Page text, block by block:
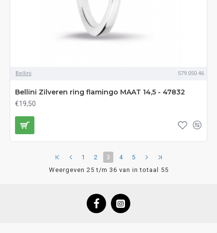
Bellini 579.050.46
Bellini Zilveren ring flamingo MAAT 14,5 - 47832
€19,50
1 2 3 4
5
Weergeven 25 t/m 36 van in totaal 55